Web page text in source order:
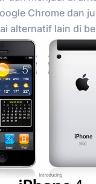
Chrome dan
alternatif lain di